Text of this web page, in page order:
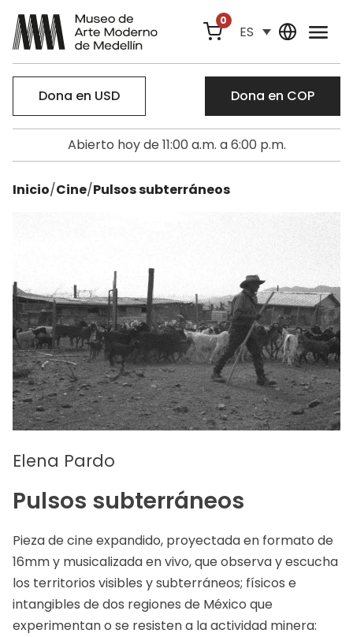
0
ES
Dona en USD Dona en COP
Abierto hoy de 11:00 a.m. a 6:00 p.m.
Inicio/Cine/Pulsos subterráneos
Elena Pardo
Pulsos subterráneos
Pieza de cine expandido, proyectada en formato de
16mm y musicalizada en vivo, que observa y escucha
los territorios visibles y subterráneos; físicos e
intangibles de dos regiones de México que
experimentan o se resisten a la actividad minera: